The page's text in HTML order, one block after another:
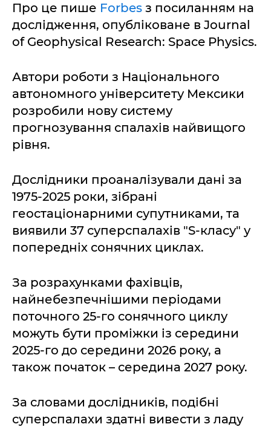
Про це пише Forbes з посиланням на
дослідження, опубліковане в Journal
of Geophysical Research: Space Physics.
Автори роботи з Національного
автономного університету Мексики
розробили нову систему
прогнозування спалахів найвищого
рівня.
Дослідники проаналізували дані за
1975-2025 роки, зібрані
геостаціонарними супутниками, та
виявили 37 суперспалахів "S-класу" у
попередніх сонячних циклах.
За розрахунками фахівців,
найнебезпечнішими періодами
поточного 25-го сонячного циклу
можуть бути проміжки із середини
2025-го до середини 2026 року, а
також початок – середина 2027 року.
За словами дослідників, подібні
суперспалахи здатні вивести з ладу